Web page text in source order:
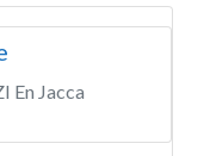
En Jacca